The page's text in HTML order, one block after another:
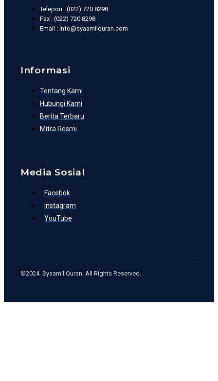
Telepon : (022) 720 8298
Fax : (022) 720 8298
Email : info@syaamilquran.com
Informasi
Tentang Kami
Hubungi Kami
Berita Terbaru
Mitra Resmi
Media Sosial
Facebok
Instagram
YouTube
©2024. Syaamil Quran. All Rights Reserved.